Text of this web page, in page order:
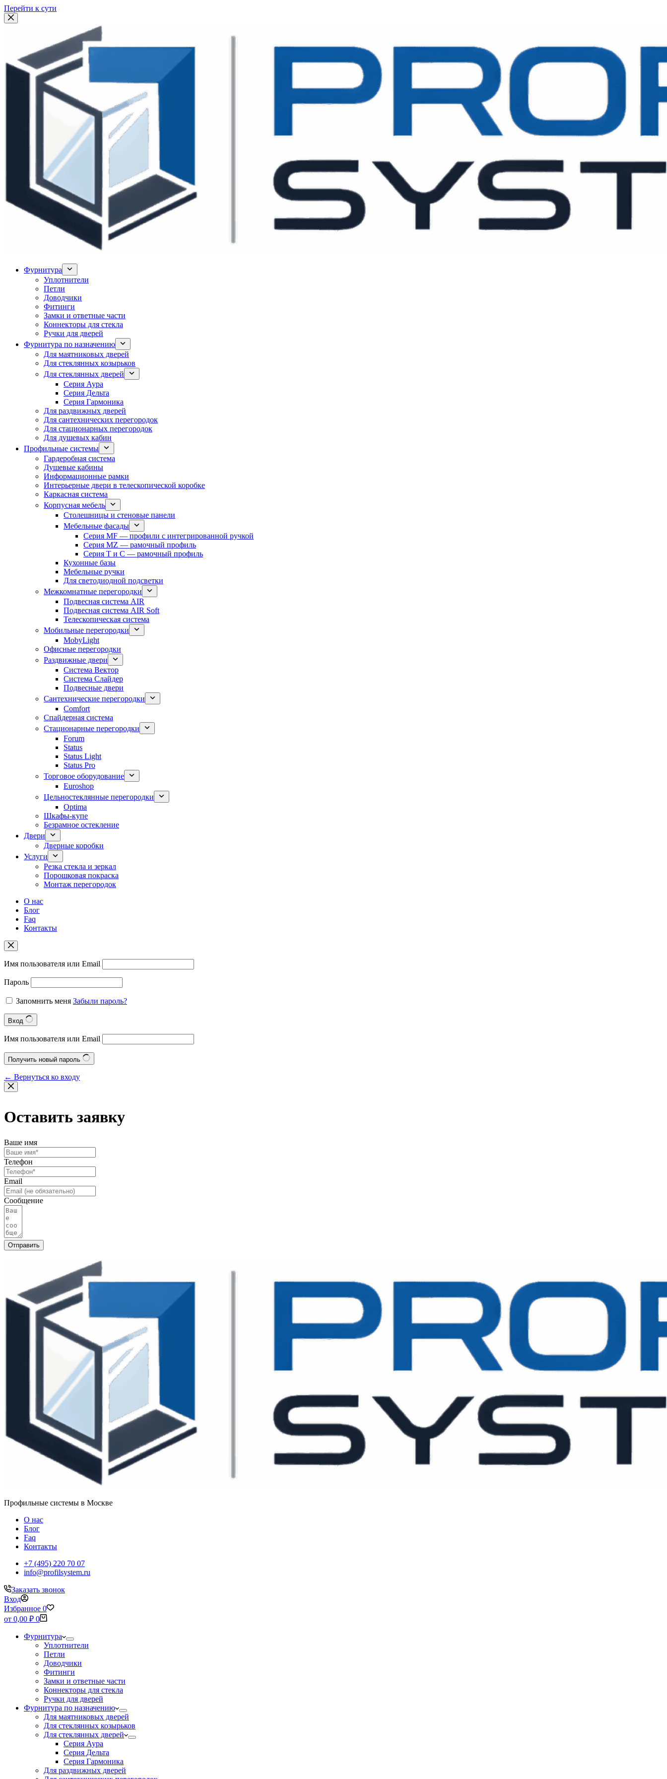
Перейти к сути
Фурнитура
Уплотнители
Петли
Доводчики
Фитинги
Замки и ответные части
Коннекторы для стекла
Ручки для дверей
Фурнитура по назначению
Для маятниковых дверей
Для стеклянных козырьков
Для стеклянных дверей
Серия Аура
Серия Дельта
Серия Гармоника
Для раздвижных дверей
Для сантехнических перегородок
Для стационарных перегородок
Для душевых кабин
Профильные системы
Гардеробная система
Душевые кабины
Информационные рамки
Интерьерные двери в телескопической коробке
Каркасная система
Корпусная мебель
Столешницы и стеновые панели
Мебельные фасады
Серия MF — профили с интегрированной ручкой
Серия MZ — рамочный профиль
Серия T и C — рамочный профиль
Кухонные базы
Мебельные ручки
Для светодиодной подсветки
Межкомнатные перегородки
Подвесная система AIR
Подвесная система AIR Soft
Телескопическая система
Мобильные перегородки
MobyLight
Офисные перегородки
Раздвижные двери
Система Вектор
Система Слайдер
Подвесные двери
Сантехнические перегородки
Comfort
Спайдерная система
Стационарные перегородки
Forum
Status
Status Light
Status Pro
Торговое оборудование
Euroshop
Цельностеклянные перегородки
Optima
Шкафы-купе
Безрамное остекление
Двери
Дверные коробки
Услуги
Резка стекла и зеркал
Порошковая покраска
Монтаж перегородок
О нас
Блог
Faq
Контакты
Имя пользователя или Email
Пароль
Запомнить меня Забыли пароль?
Вход
Имя пользователя или Email
Получить новый пароль
← Вернуться ко входу
Оставить заявку
Ваше имя
Телефон
Email
Сообщение
Отправить
Профильные системы в Москве
О нас
Блог
Faq
Контакты
+7 (495) 220 70 07
info@profilsystem.ru
Заказать звонок
Вход
Избранное 0
Корзина
от 0,00 ₽ 0
Фурнитура
Уплотнители
Петли
Доводчики
Фитинги
Замки и ответные части
Коннекторы для стекла
Ручки для дверей
Фурнитура по назначению
Для маятниковых дверей
Для стеклянных козырьков
Для стеклянных дверей
Серия Аура
Серия Дельта
Серия Гармоника
Для раздвижных дверей